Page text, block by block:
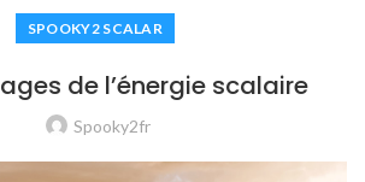
SPOOKY2 SCALAR
de l’énergie scalaire
Spooky2fr